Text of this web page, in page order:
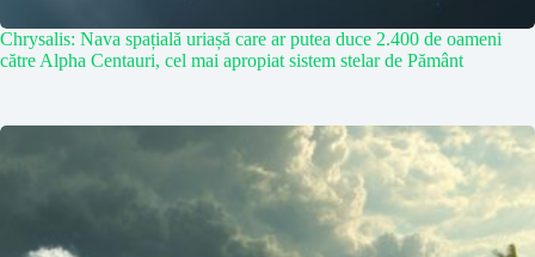
Chrysalis: Nava spațială uriașă care ar putea duce 2.400 de oameni
către Alpha Centauri, cel mai apropiat sistem stelar de Pământ